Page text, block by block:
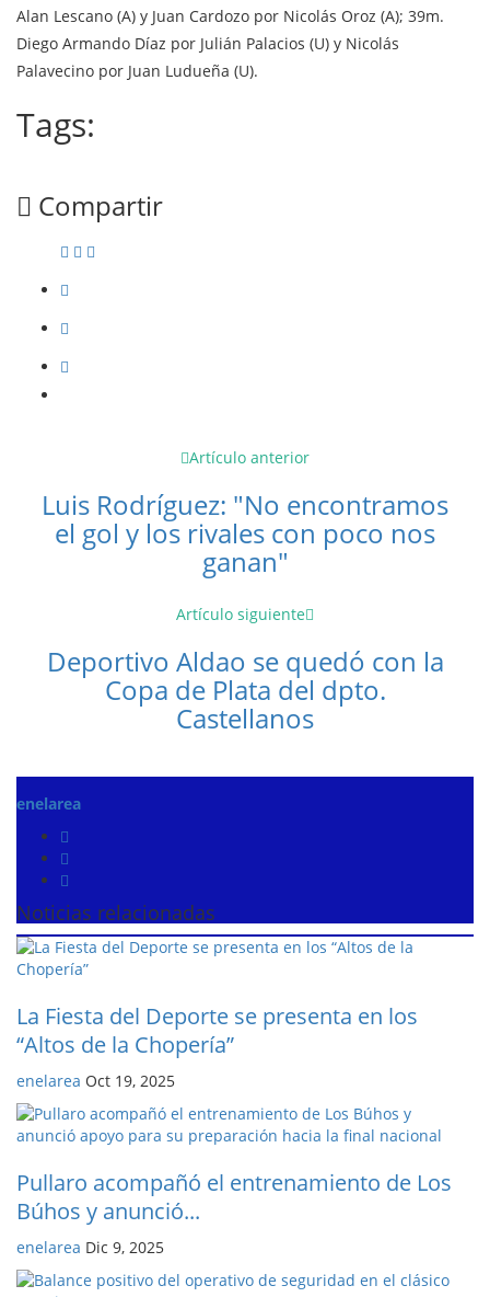
Alan Lescano (A) y Juan Cardozo por Nicolás Oroz (A); 39m.
Diego Armando Díaz por Julián Palacios (U) y Nicolás
Palavecino por Juan Ludueña (U).
Tags:
Compartir
Artículo anterior
Luis Rodríguez: "No encontramos
el gol y los rivales con poco nos
ganan"
Artículo siguiente
Deportivo Aldao se quedó con la
Copa de Plata del dpto.
Castellanos
enelarea
Noticias relacionadas
La Fiesta del Deporte se presenta en los
“Altos de la Chopería”
enelarea Oct 19, 2025
Pullaro acompañó el entrenamiento de Los
Búhos y anunció...
enelarea Dic 9, 2025